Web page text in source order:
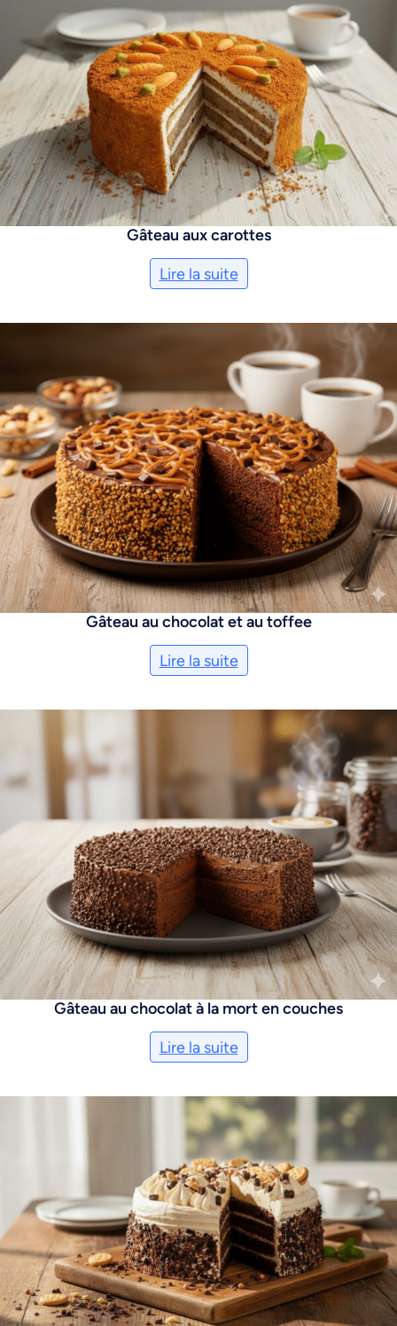
Gâteau aux carottes
Lire la suite
Gâteau au chocolat et au toffee
Lire la suite
Gâteau au chocolat à la mort en couches
Lire la suite